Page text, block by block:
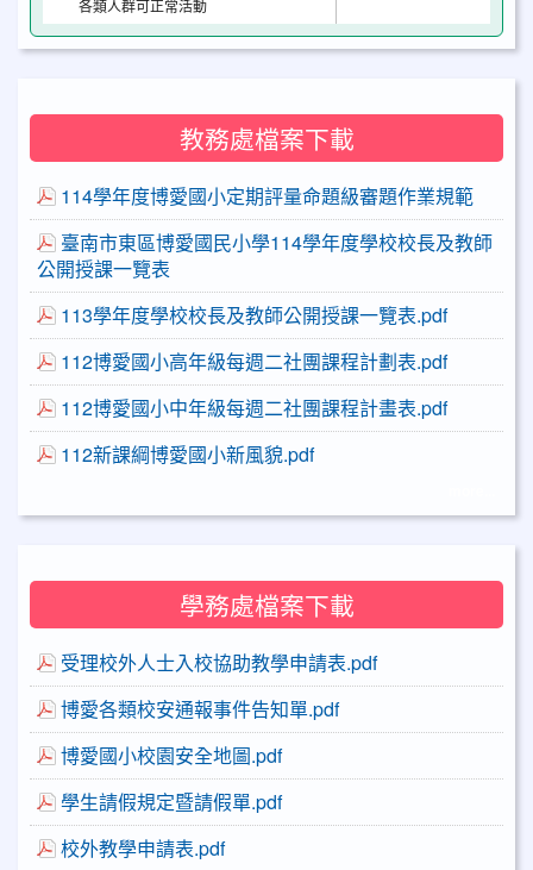
各類人群可正常活動
教務處檔案下載
114學年度博愛國小定期評量命題級審題作業規範
臺南市東區博愛國民小學114學年度學校校長及教師
公開授課一覽表
113學年度學校校長及教師公開授課一覽表.pdf
112博愛國小高年級每週二社團課程計劃表.pdf
112博愛國小中年級每週二社團課程計畫表.pdf
112新課綱博愛國小新風貌.pdf
學務處檔案下載
受理校外人士入校協助教學申請表.pdf
博愛各類校安通報事件告知單.pdf
博愛國小校園安全地圖.pdf
學生請假規定暨請假單.pdf
校外教學申請表.pdf